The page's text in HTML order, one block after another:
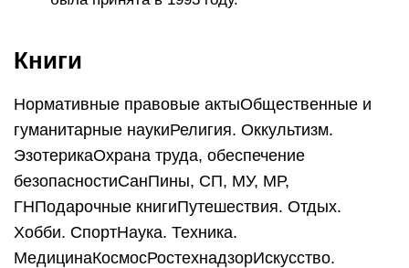
Книги
Нормативные правовые актыОбщественные и
гуманитарные наукиРелигия. Оккультизм.
ЭзотерикаОхрана труда, обеспечение
безопасностиСанПины, СП, МУ, МР,
ГНПодарочные книгиПутешествия. Отдых.
Хобби. СпортНаука. Техника.
МедицинаКосмосРостехнадзорИскусство.